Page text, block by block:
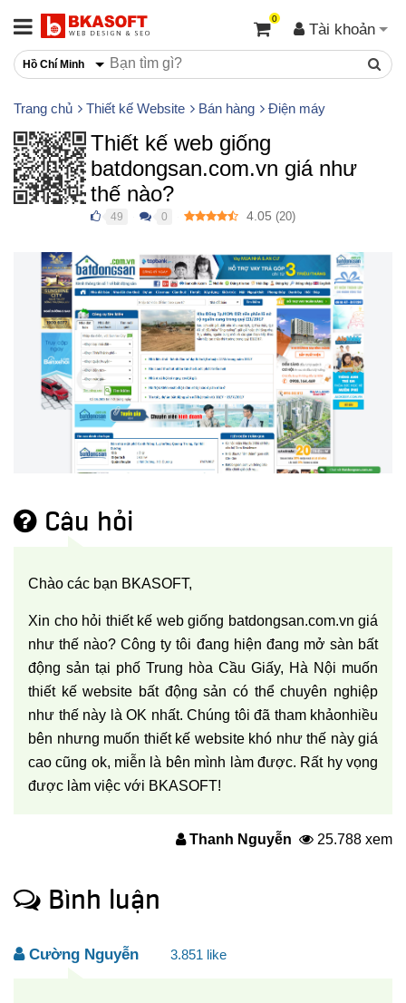
Tài khoản
0
Hồ Chí Minh
Trang chủ Thiết kế Website Bán hàng Điện máy
Thiết kế web giống
batdongsan.com.vn giá như
thế nào?
49 0 4.05 (20)
Câu hỏi
Chào các bạn BKASOFT,
Xin cho hỏi thiết kế web giống batdongsan.com.vn giá
như thế nào? Công ty tôi đang hiện đang mở sàn bất
động sản tại phố Trung hòa Cầu Giấy, Hà Nội muốn
thiết kế website bất động sản có thể chuyên nghiệp
như thế này là OK nhất. Chúng tôi đã tham khảonhiều
bên nhưng muốn thiết kế website khó như thế này giá
cao cũng ok, miễn là bên mình làm được. Rất hy vọng
được làm việc với BKASOFT!
Thanh Nguyễn 25.788 xem
Bình luận
Cường Nguyễn 3.851